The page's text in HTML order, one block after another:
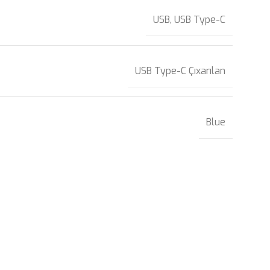
USB, USB Type-C
USB Type-C Çıxarılan
Blue